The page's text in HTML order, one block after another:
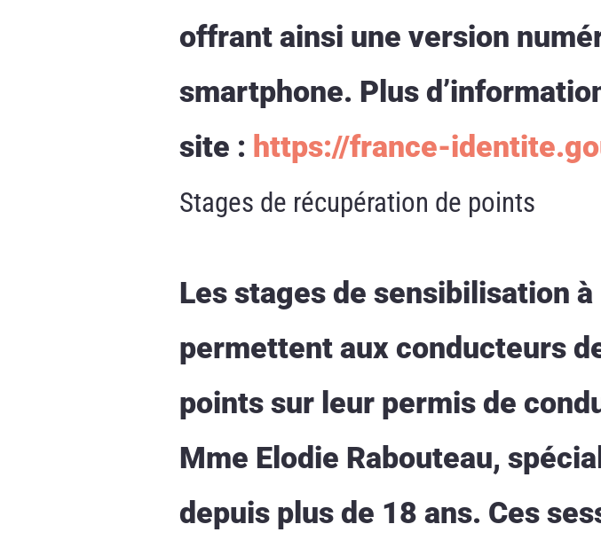
offrant ainsi une version
smartphone. Plus
site : https://france-
Stages de récupération de points
Les stages de sensibilisation
permettent aux conducteurs
points sur leur permis de
Mme Elodie Rabouteau,
depuis plus de 18 ans. Ces